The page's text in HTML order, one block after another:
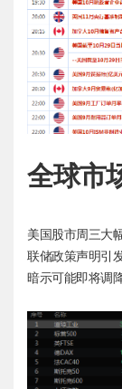
全球市
美国股市周三大
联储政策声明引
暗示可能即将调